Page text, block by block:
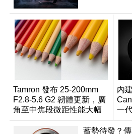
Tamron 發布 25-200mm
F2.8-5.6 G2 韌體更新，廣
角至中焦段微距性能大幅
升級
內
一
蓄勢待發？